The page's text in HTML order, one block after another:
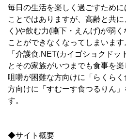
毎日の生活を楽しく過ごすために
ことではありますが、高齢と共
く)や飲む力(嚥下・えんげ)が弱
ことができなくなってしまいます
「介護食.NET(カイゴショクド
とその家族がいつまでも食事を楽
咀嚼が困難な方向けに「らくら
方向けに「すむーす食つるりん」
す。
◆サイト概要